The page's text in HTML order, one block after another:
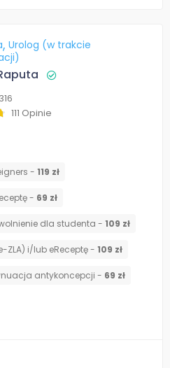
Urolog (w trakcie
111 Opinie
- 119 zł
- 69 zł
dla studenta - 109 zł
ZLA) i/lub eReceptę - 109 zł
antykoncepcji - 69 zł